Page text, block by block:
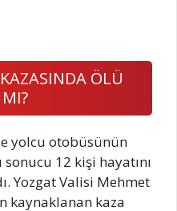
ÖLÜ
yolcu otobüsünün
12 kişi hayatını
Yozgat Valisi Mehmet
kaynaklanan kaza